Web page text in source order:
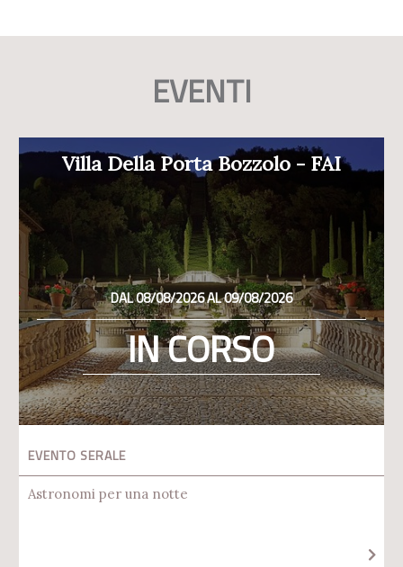
EVENTI
Villa Della Porta Bozzolo - FAI
DAL 08/08/2026 AL 09/08/2026
IN CORSO
EVENTO SERALE
Astronomi per una notte